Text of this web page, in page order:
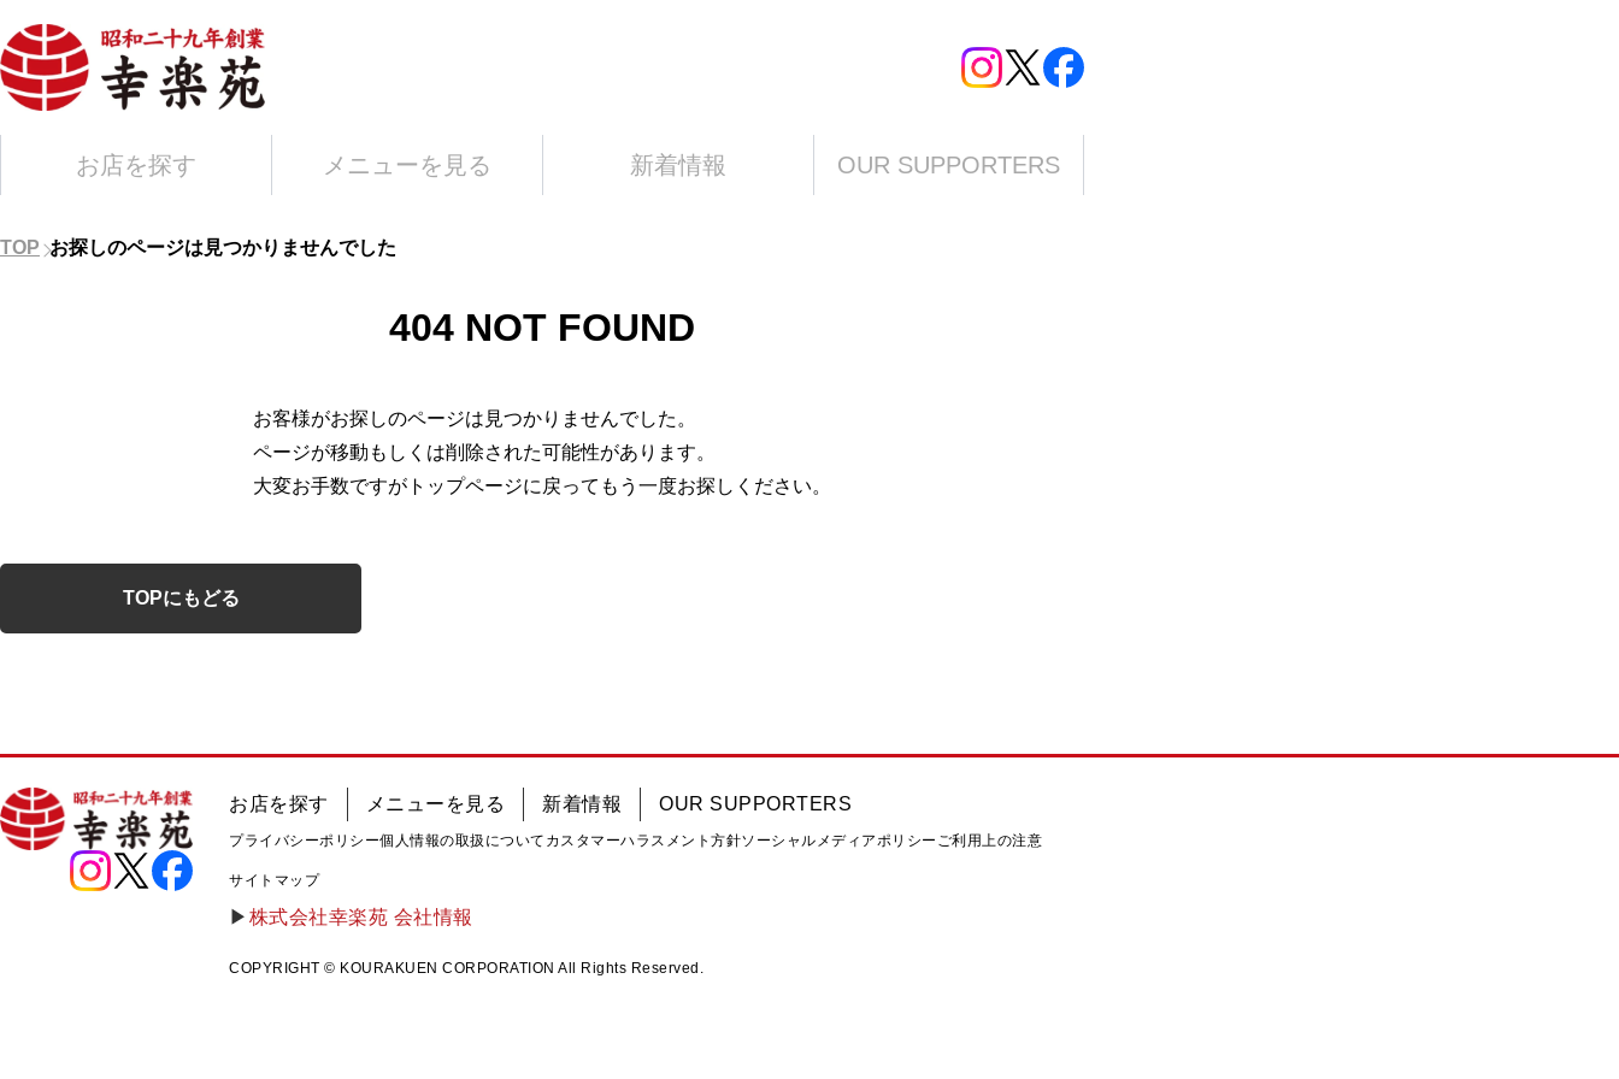
お店を探す メニューを見る 新着情報 OUR SUPPORTERS
TOP お探しのページは見つかりませんでした
404 NOT FOUND
お客様がお探しのページは見つかりませんでした。
ページが移動もしくは削除された可能性があります。
大変お手数ですがトップページに戻ってもう一度お探しください。
TOPにもどる
お店を探す メニューを見る 新着情報 OUR SUPPORTERS
プライバシーポリシー個人情報の取扱について カスタマーハラスメント方針ソーシャルメディアポリシー ご利用上の注意
サイトマップ
株式会社幸楽苑 会社情報
COPYRIGHT © KOURAKUEN CORPORATION All Rights Reserved.